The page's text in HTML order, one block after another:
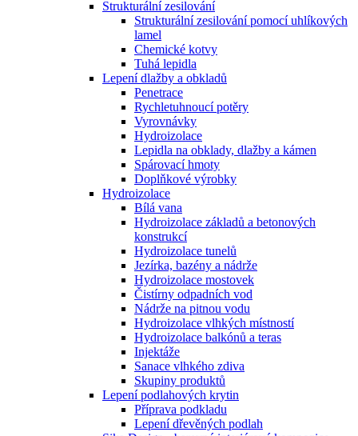
Strukturální zesilování
Strukturální zesilování pomocí uhlíkových
lamel
Chemické kotvy
Tuhá lepidla
Lepení dlažby a obkladů
Penetrace
Rychletuhnoucí potěry
Vyrovnávky
Hydroizolace
Lepidla na obklady, dlažby a kámen
Spárovací hmoty
Doplňkové výrobky
Hydroizolace
Bílá vana
Hydroizolace základů a betonových
konstrukcí
Hydroizolace tunelů
Jezírka, bazény a nádrže
Hydroizolace mostovek
Čistírny odpadních vod
Nádrže na pitnou vodu
Hydroizolace vlhkých místností
Hydroizolace balkónů a teras
Injektáže
Sanace vlhkého zdiva
Skupiny produktů
Lepení podlahových krytin
Příprava podkladu
Lepení dřevěných podlah